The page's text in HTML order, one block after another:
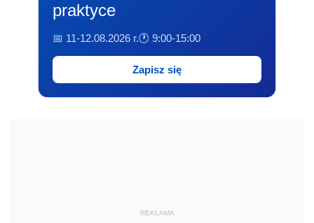
praktyce
📅 11-12.08.2026 r.🕐 9:00-15:00
Zapisz się
REKLAMA